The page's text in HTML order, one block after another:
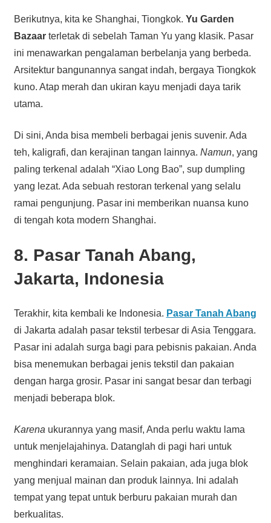
Berikutnya, kita ke Shanghai, Tiongkok. Yu Garden
Bazaarterletak di sebelah Taman Yu yang klasik. Pasar
ini menawarkan pengalaman berbelanja yang berbeda.
Arsitektur bangunannya sangat indah, bergaya Tiongkok
kuno. Atap merah dan ukiran kayu menjadi daya tarik
utama.
Di sini, Anda bisa membeli berbagai jenis suvenir. Ada
teh, kaligrafi, dan kerajinan tangan lainnya. Namun, yang
paling terkenal adalah “Xiao Long Bao”, sup dumpling
yang lezat. Ada sebuah restoran terkenal yang selalu
ramai pengunjung. Pasar ini memberikan nuansa kuno
di tengah kota modern Shanghai.
8. Pasar Tanah Abang,
Jakarta, Indonesia
Terakhir, kita kembali ke Indonesia. Pasar Tanah Abang
di Jakarta adalah pasar tekstil terbesar di Asia Tenggara.
Pasar ini adalah surga bagi para pebisnis pakaian. Anda
bisa menemukan berbagai jenis tekstil dan pakaian
dengan harga grosir. Pasar ini sangat besar dan terbagi
menjadi beberapa blok.
Karena ukurannya yang masif, Anda perlu waktu lama
untuk menjelajahinya. Datanglah di pagi hari untuk
menghindari keramaian. Selain pakaian, ada juga blok
yang menjual mainan dan produk lainnya. Ini adalah
tempat yang tepat untuk berburu pakaian murah dan
berkualitas.